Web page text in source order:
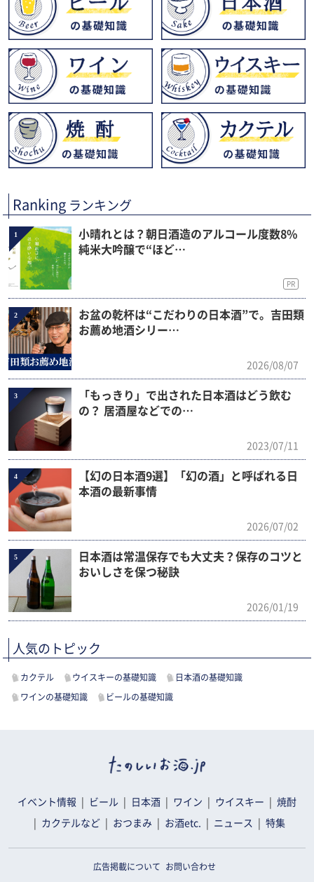
Ranking ランキング
1
小晴れとは？朝日酒造のアルコール度数8%
純米大吟醸で“ほど…
PR
2
お盆の乾杯は“こだわりの日本酒”で。吉田類
お薦め地酒シリー…
2026/08/07
3
「もっきり」で出された日本酒はどう飲む
の？ 居酒屋などでの…
2023/07/11
4
【幻の日本酒9選】「幻の酒」と呼ばれる日
本酒の最新事情
2026/07/02
5
日本酒は常温保存でも大丈夫？保存のコツと
おいしさを保つ秘訣
2026/01/19
人気のトピック
カクテル ウイスキーの基礎知識 日本酒の基礎知識
ワインの基礎知識 ビールの基礎知識
イベント情報 ビール 日本酒 ワイン ウイスキー 焼酎
カクテルなど おつまみ お酒etc. ニュース 特集
広告掲載について お問い合わせ